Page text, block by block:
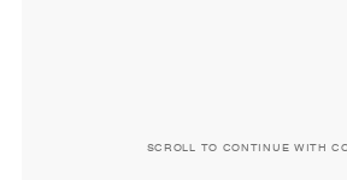
SCROLL TO CONTINUE WITH